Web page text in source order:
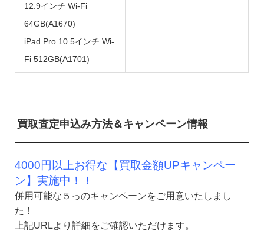
12.9インチ Wi-Fi
64GB(A1670)
iPad Pro 10.5インチ Wi-
Fi 512GB(A1701)
買取査定申込み方法＆キャンペーン情報
4000円以上お得な【買取金額UPキャンペー
ン】実施中！！
併用可能な５っのキャンペーンをご用意いたしまし
た！
上記URLより詳細をご確認いただけます。